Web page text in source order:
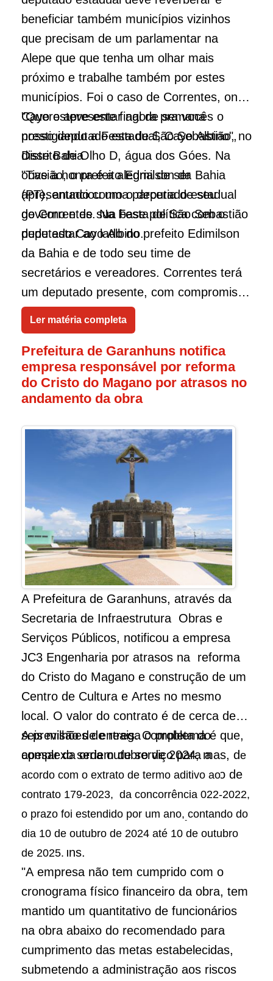
beneficiar também municípios vizinhos
que precisam de um parlamentar na
Alepe que que tenha um olhar mais
próximo e trabalhe também por estes
municípios. Foi o caso de Correntes, onde
Cayo esteve este final de semana
prestigiando a Festa de São Sebastião, no
Distrito de Olho D, água dos Góes. Na
ocasião, o prefeito Edmilson da Bahia
(PT), anunciou uma parceria de seu
governo e de sua base política com o
deputado Cayo Albino.
"Quero apresentar agora pra vocês o
nosso deputado estadual, Cayo Albino",
disse Bahia
"Tive a honra e a alegria de ser
apresentado como o deputado estadual
de Correntes. Na Festa de São Sebastião
pude estar ao lado do prefeito Edimilson
da Bahia e de todo seu time de
secretários e vereadores. Correntes terá
um deputado presente, com compromisso
que vai trabalhar muito e estar junto do
povo, cuidando da nossa gente! Muito
obrigado pela confiança Prefeito Edimilson
da Bahia, obrigado ao povo de
Correntes!Vamos juntos com nosso líder
Edimilson da Bahia por Correntes,
Garanhuns e pelo Agreste, pontuou Cayo.
Ler matéria completa
Prefeitura de Garanhuns notifica
empresa responsável por reforma
do Cristo do Magano por atrasos no
andamento da obra
A Prefeitura de Garanhuns, através da
Secretaria de Infraestrutura Obras e
Serviços Públicos, notificou a empresa
JC3 Engenharia por atrasos na reforma
do Cristo do Magano e construção de um
Centro de Cultura e Artes no mesmo
local. O valor do contrato é de cerca de
seis milhões de reais. O problema é que,
apesar da ordem de serviço para a
reforma ter sido assinada em outubro de
2023, apenas 19% dos trabalhos foram
concluídos, segundo constatação da
própria Secretaria de Obras de
Garanhuns.
A previsão de entrega completa do
complexo seria outubro de 2024, mas, de
acordo com o extrato de termo aditivo ao
contrato 179-2023, da concorrência 022-2022,
o prazo foi estendido por um ano, contando do
dia 10 de outubro de 2024 até 10 de outubro
de 2025.
"A empresa não tem cumprido com o
cronograma físico financeiro da obra, tem
mantido um quantitativo de funcionários
na obra abaixo do recomendado para
cumprimento das metas estabelecidas,
submetendo a administração aos riscos